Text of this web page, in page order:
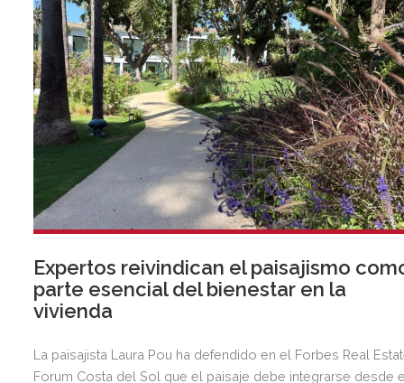
Expertos reivindican el paisajismo
parte esencial del bienestar en la
vivienda
La paisajista Laura Pou ha defendido en el Forbes Real
Forum Costa del Sol que el paisaje debe integrarse desde